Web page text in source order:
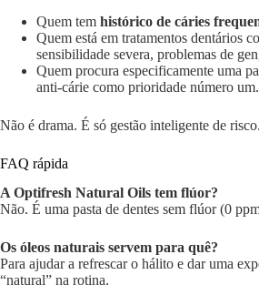
Quem tem histórico de cáries
Quem está em tratamentos dentários
sensibilidade severa, problemas de
Quem procura especificamente uma
anti-cárie como prioridade número um.
Não é drama. É só gestão inteligente de risco.
FAQ rápida
A Optifresh Natural Oils tem flúor?
Não. É uma pasta de dentes sem flúor (0
Os óleos naturais servem para quê?
Para ajudar a refrescar o hálito e dar uma
“natural” na rotina.